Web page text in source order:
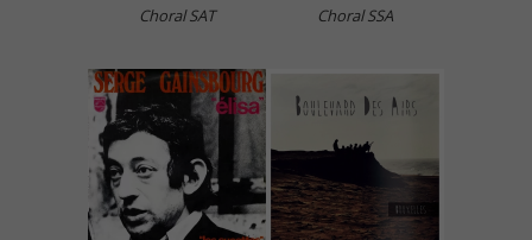
Choral SAT
Choral SSA